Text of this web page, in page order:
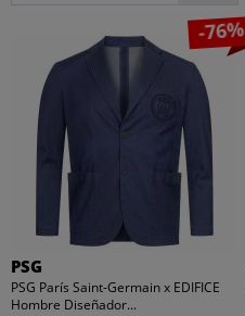
-76%
PSG
PSG París Saint-Germain x EDIFICE
Hombre Diseñador...